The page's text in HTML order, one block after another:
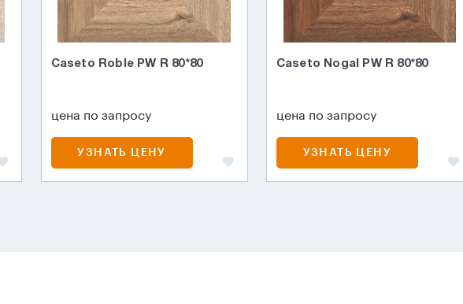
Caseto Roble PW R 80*80
цена по запросу
УЗНАТЬ ЦЕНУ
Caseto Nogal PW R 80*80
цена по запросу
УЗНАТЬ ЦЕНУ